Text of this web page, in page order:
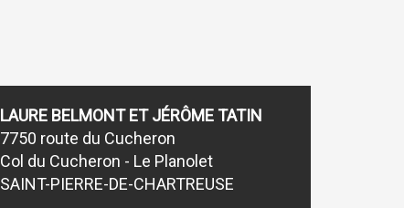
LAURE BELMONT ET JÉRÔME TATIN
7750 route du Cucheron
Col du Cucheron - Le Planolet
SAINT-PIERRE-DE-CHARTREUSE